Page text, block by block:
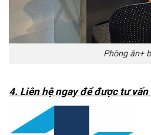
Phòng ăn+
4. Liên hệ ngay để được tư